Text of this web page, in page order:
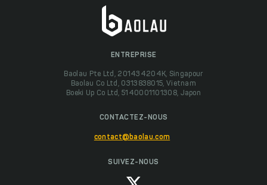
ENTREPRISE
Baolau Pte Ltd, 201434204K, Singapour
Baolau Co Ltd, 0313838015, Vietnam
Boeki Up Co Ltd, 5140001101308, Japon
CONTACTEZ-NOUS
contact@baolau.com
SUIVEZ-NOUS